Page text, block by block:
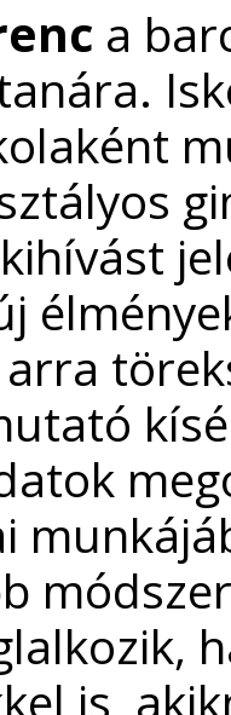
a
is,